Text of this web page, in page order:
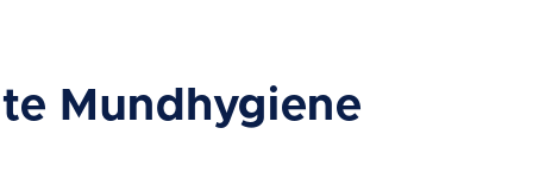
Mundhygiene